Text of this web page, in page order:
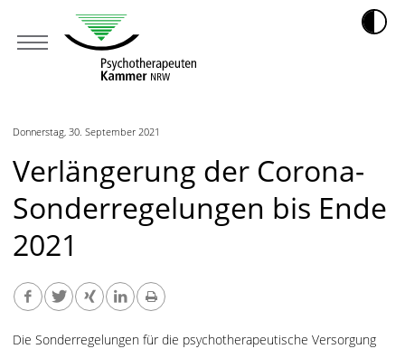
Donnerstag, 30. September 2021
Verlängerung der Corona-
Sonderregelungen bis Ende
2021
Die Sonderregelungen für die psychotherapeutische Versorgung